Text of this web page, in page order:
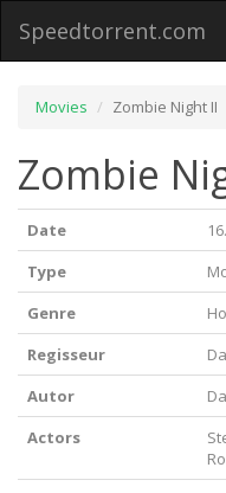
Speedtorrent.com
Movies Zombie Night II
Zombie
Date
Type
Genre
Regisseur
Autor
Actors